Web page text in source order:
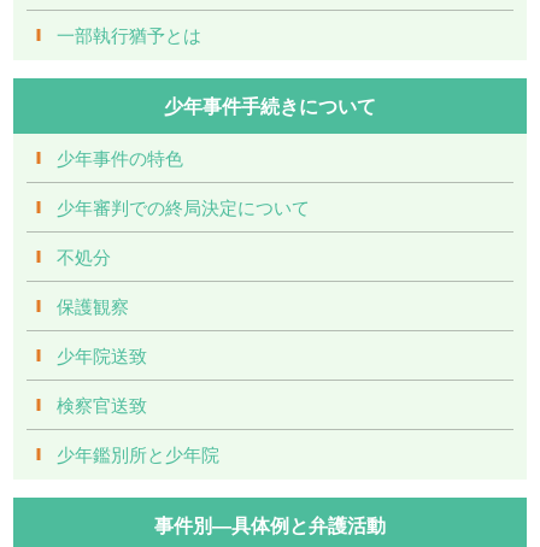
一部執行猶予とは
少年事件手続きについて
少年事件の特色
少年審判での終局決定について
不処分
保護観察
少年院送致
検察官送致
少年鑑別所と少年院
事件別―具体例と弁護活動